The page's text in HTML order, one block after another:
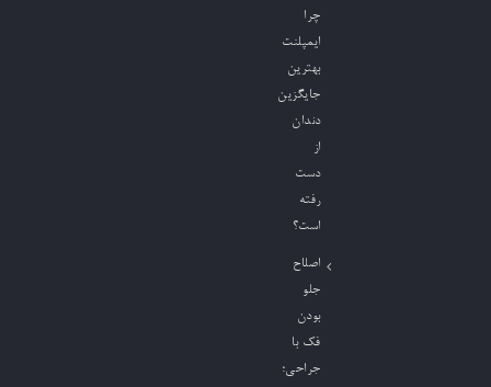
چرا
ایمپلنت
بهترین
جایگزین
دندان
از
دست
رفته
است؟
اصلاح
جلو
بودن
فک با
جراحی؛